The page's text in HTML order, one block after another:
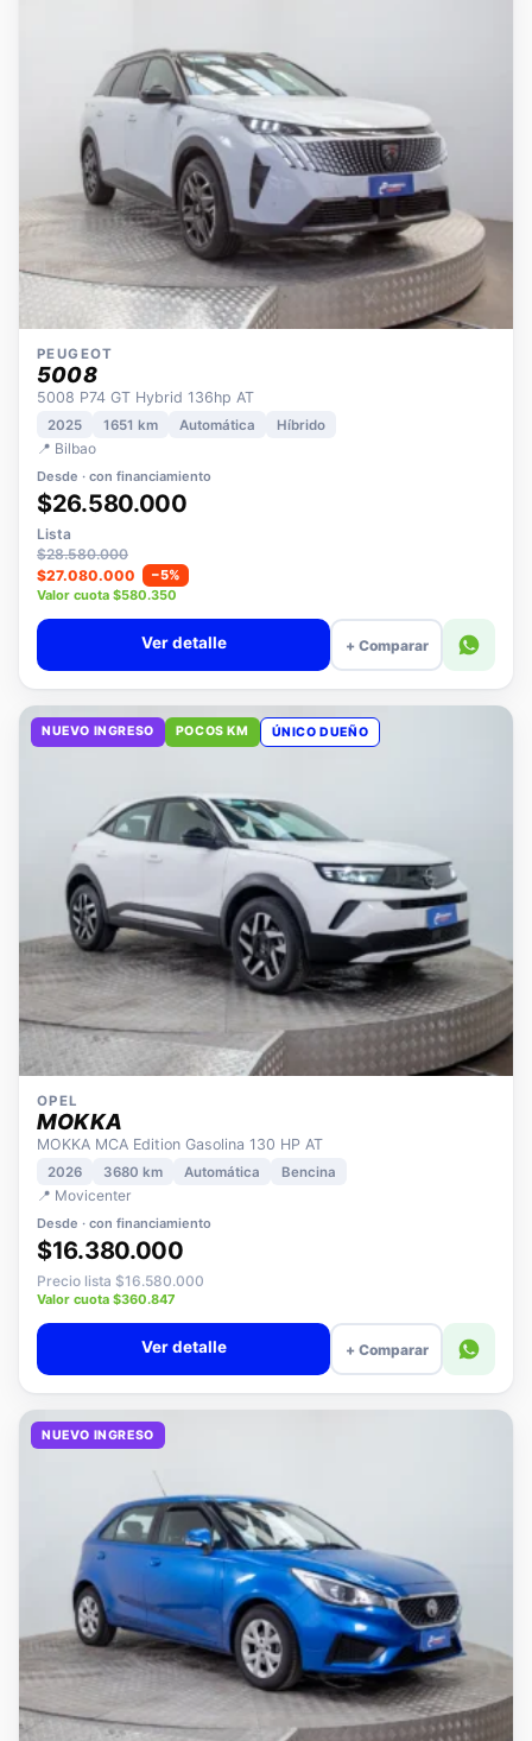
PEUGEOT
5008
5008 P74 GT Hybrid 136hp AT
2025
📍 Bilbao
Desde · con financiamiento
$26.580.000
Lista
$28.580.000
$27.080.000
−5%
Valor cuota $580.350
+ Comparar
NUEVO INGRESO POCOS KM
OPEL
MOKKA
MOKKA MCA Edition Gasolina 130 HP AT
2026 3680 km
📍 Movicenter
Desde · con financiamiento
$16.380.000
Precio lista $16.580.000
Valor cuota $360.847
+ Comparar